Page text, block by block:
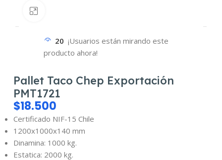
20 ¡Usuarios están mirando este
producto ahora!
Pallet Taco Chep Exportación
PMT1721
$18.500
Certificado NIF-15 Chile
1200x1000x140 mm
Dinamina: 1000 kg.
Estatica: 2000 kg.